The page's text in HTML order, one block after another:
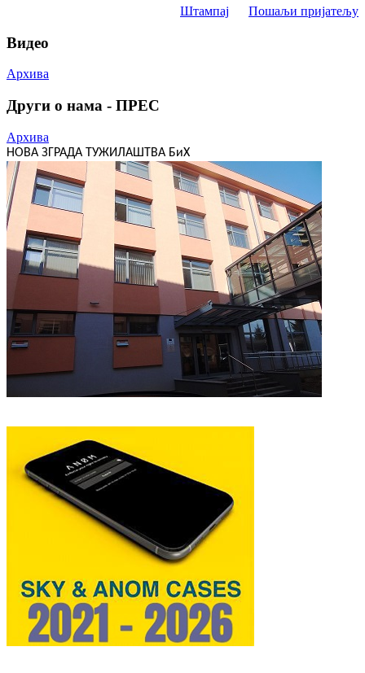
Штампај Пошаљи пријатељу
Видео
Архива
Други о нама - ПРЕС
Архива
НОВА ЗГРАДА ТУЖИЛАШТВА БиХ